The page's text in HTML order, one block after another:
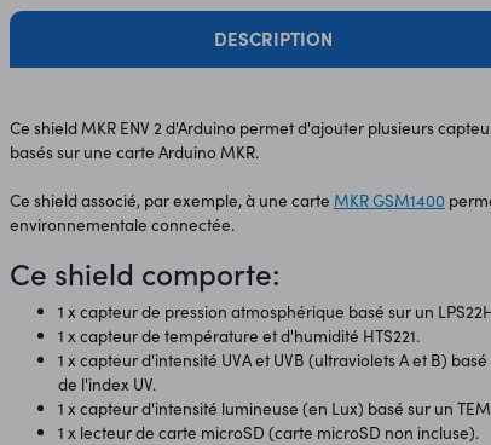
DESCRIPTION
Ce shield MKR ENV 2 d'Arduino permet d'ajouter plusieurs
basés sur une carte Arduino MKR.
Ce shield associé, par exemple, à une carte MKR GSM1400
environnementale connectée.
Ce shield comporte:
1 x capteur de pression atmosphérique basé sur un
1 x capteur de température et d'humidité HTS221.
1 x capteur d'intensité UVA et UVB (ultraviolets A et B)
de l'index UV.
1 x capteur d'intensité lumineuse (en Lux) basé sur un
1 x lecteur de carte microSD (carte microSD non incluse).